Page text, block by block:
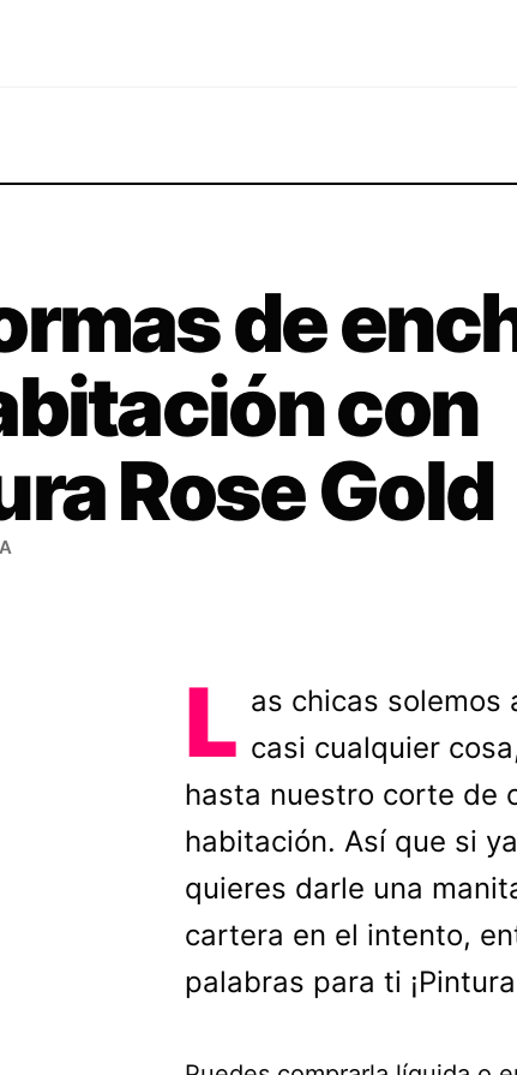
de
con
Rose Gold
L as chicas solemos
casi cualquier
hasta nuestro corte de
habitación. Así que si
quieres darle una
cartera en el intento,
palabras para ti